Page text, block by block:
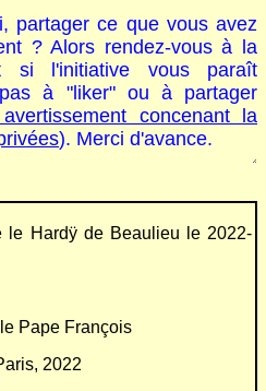
partager ce que vous avez
? Alors rendez-vous à la
l'initiative vous paraît
à "liker" ou à partager
concenant la
). Merci d'avance.
le Hardÿ de Beaulieu le 2022-
Pape François
2022